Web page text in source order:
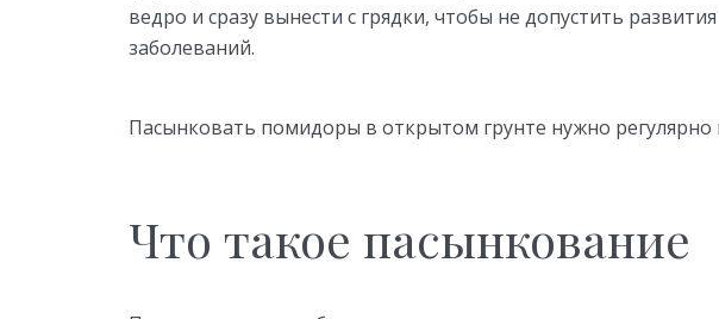
ведро и сразу вынести с грядки, чтобы не допустить
заболеваний.
Пасынковать помидоры в открытом грунте нужно регулярно
Что такое пасынкование